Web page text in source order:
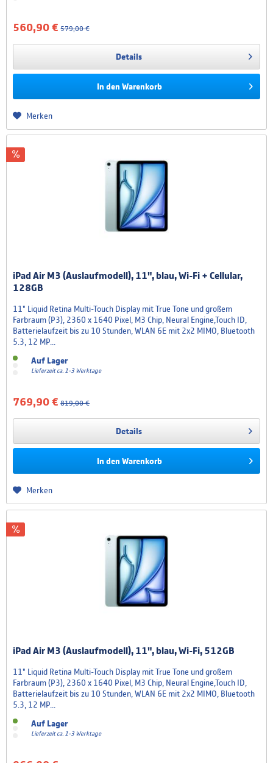
560,90 € 579,00 €
Details
In den Warenkorb
Merken
iPad Air M3 (Auslaufmodell), 11", blau, Wi-Fi + Cellular,
128GB
11" Liquid Retina Multi-Touch Display mit True Tone und großem
Farbraum (P3), 2360 x 1640 Pixel, M3 Chip, Neural Engine,Touch ID,
Batterielaufzeit bis zu 10 Stunden, WLAN 6E mit 2x2 MIMO, Bluetooth
5.3, 12 MP...
Auf Lager
Lieferzeit ca. 1-3 Werktage
769,90 € 819,00 €
Details
In den Warenkorb
Merken
iPad Air M3 (Auslaufmodell), 11", blau, Wi-Fi, 512GB
11" Liquid Retina Multi-Touch Display mit True Tone und großem
Farbraum (P3), 2360 x 1640 Pixel, M3 Chip, Neural Engine,Touch ID,
Batterielaufzeit bis zu 10 Stunden, WLAN 6E mit 2x2 MIMO, Bluetooth
5.3, 12 MP...
Auf Lager
Lieferzeit ca. 1-3 Werktage